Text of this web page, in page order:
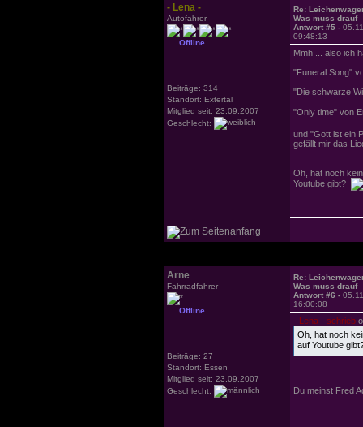
- Lena -
Autofahrer
Offline
Beiträge: 314
Standort: Extertal
Mitglied seit: 23.09.2007
Geschlecht:
Re:
Was muss drauf
Antwort #5 -
09:48:13
Mmh ... also ich
"Funeral Song"
"Die schwarze
"Only time" von
und "Gott ist ein
gefällt mir das
Oh, hat noch
Youtube gibt?
Arne
Fahrradfahrer
Offline
Beiträge: 27
Standort: Essen
Mitglied seit: 23.09.2007
Geschlecht:
Re:
Was muss drauf
Antwort #6 -
16:00:08
- Lena - schrieb
Oh, hat noch
auf Youtube
Du meinst Fred